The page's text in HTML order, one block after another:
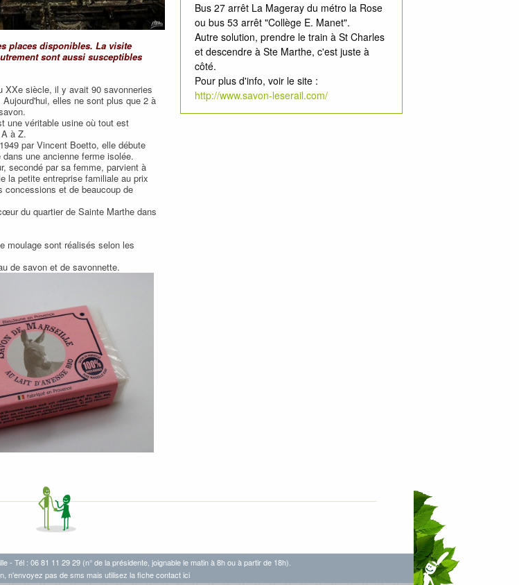
places disponibles. La visite
sont aussi susceptibles
XXe siècle, il y avait 90 savonneries
elles ne sont plus que 2 à
une véritable usine où tout est
à Z.
par Vincent Boetto, elle débute
une ancienne ferme isolée.
secondé par sa femme, parvient à
la petite entreprise familiale au prix
concessions et de beaucoup de
du quartier de Sainte Marthe dans
moulage sont réalisés selon les
de savon et de savonnette.
Bus 27 arrêt La Mageray du métro la Rose
ou bus 53 arrêt "Collège E. Manet".
Autre solution, prendre le train à St Charles
et descendre à Ste Marthe, c'est juste à
côté.
Pour plus d'info, voir le site :
http://www.savon-leserail.com/
- Tél : 06 81 11 29 29 (n° de la présidente, joignable le matin à 8h ou à partir de 18h).
n'envoyez pas de sms mais utilisez la fichecontact ici